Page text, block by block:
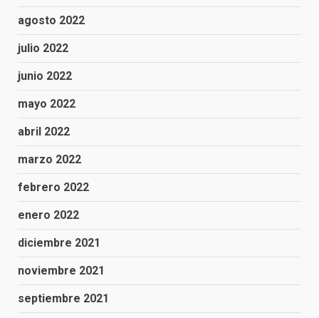
agosto 2022
julio 2022
junio 2022
mayo 2022
abril 2022
marzo 2022
febrero 2022
enero 2022
diciembre 2021
noviembre 2021
septiembre 2021